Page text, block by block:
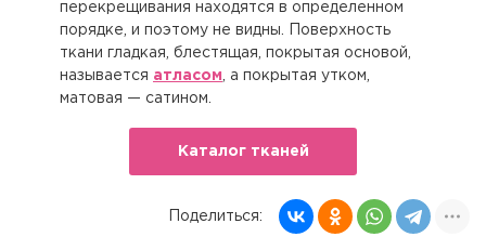
перекрещивания находятся в определенном
порядке, и поэтому не видны. Поверхность
ткани гладкая, блестящая, покрытая основой,
называется атласом , а покрытая утком,
матовая — сатином.
Каталог тканей
Поделиться: